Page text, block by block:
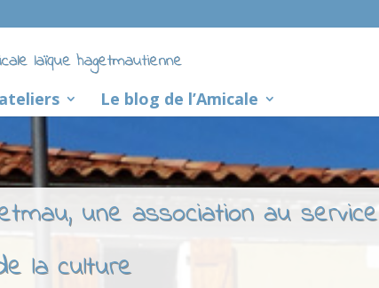
Le blog de l’Amicale
une association au service
la culture